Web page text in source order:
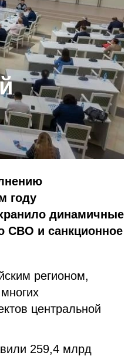
году
динамичные
СВО и санкционное
регионом,
центральной
259,4 млрд